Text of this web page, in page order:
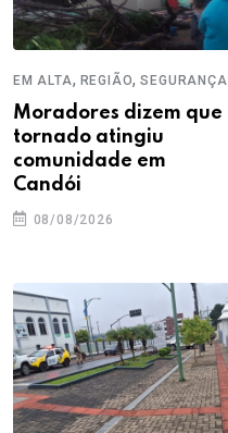
EM ALTA, REGIÃO,SEGURANÇA
Moradores dizem que
tornado atingiu
comunidade em
Candói
08/08/2026